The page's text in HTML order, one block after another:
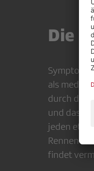
Die
als medial
durch den
und das
jeden
Rennen
findet